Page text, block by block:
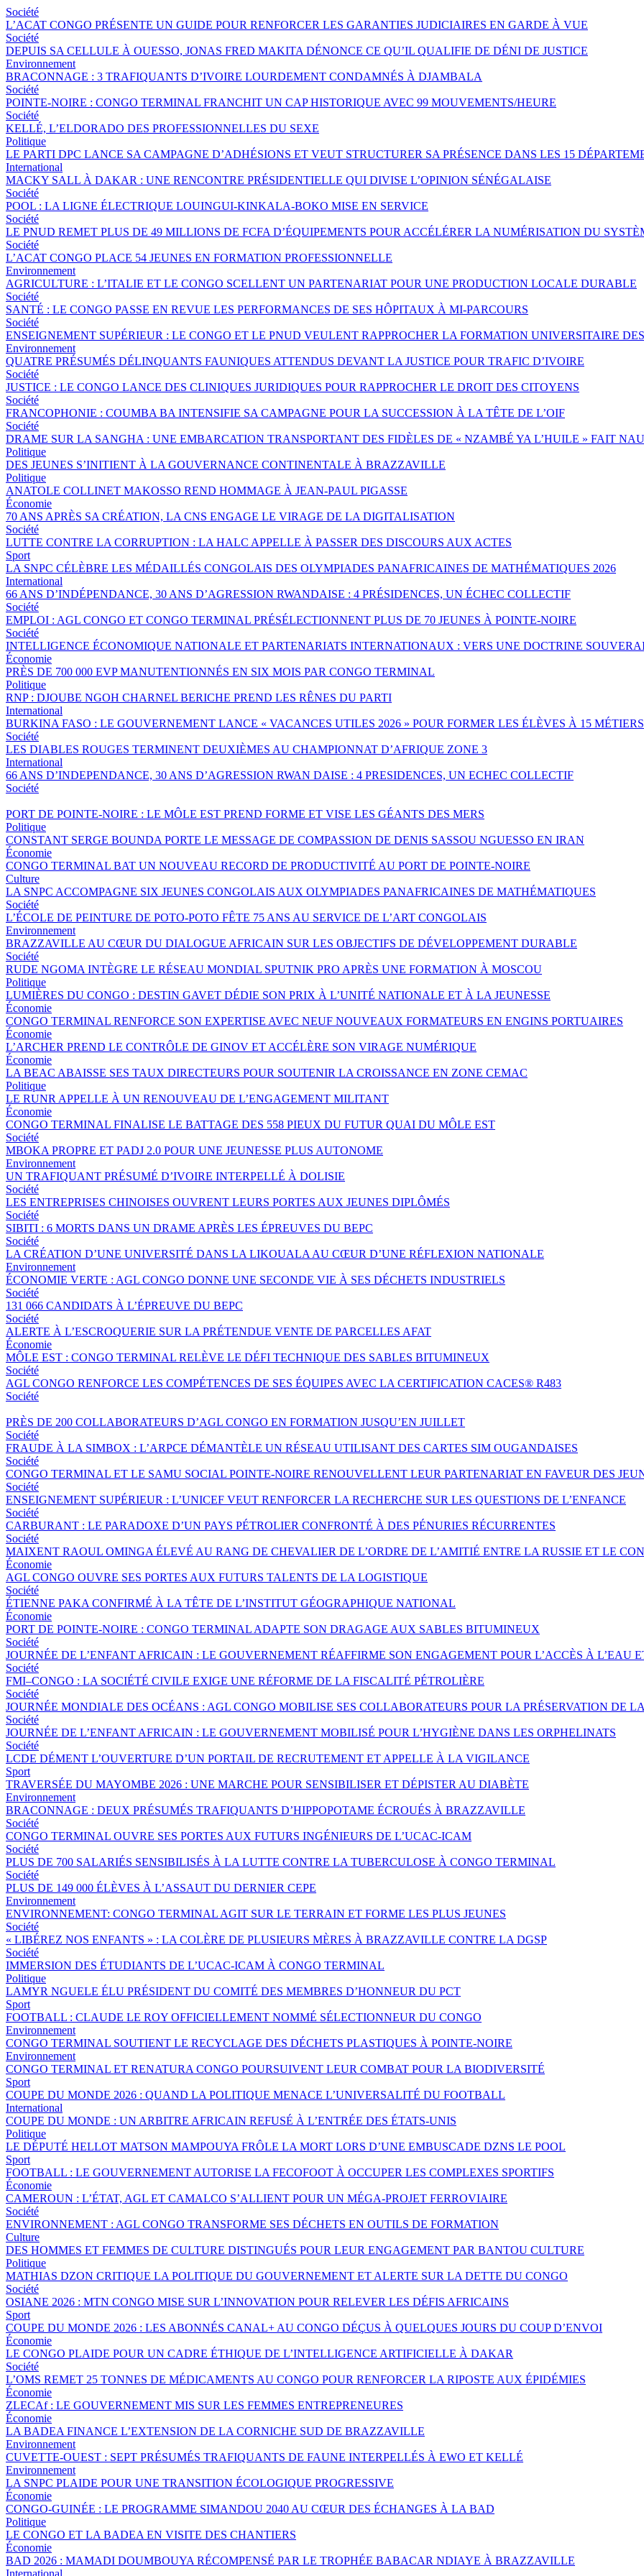
Société
L’ACAT CONGO PRÉSENTE UN GUIDE POUR RENFORCER LES GARANTIES JUDICIAIRES EN GARDE À VUE
Société
DEPUIS SA CELLULE À OUESSO, JONAS FRED MAKITA DÉNONCE CE QU’IL QUALIFIE DE DÉNI DE JUSTICE
Environnement
BRACONNAGE : 3 TRAFIQUANTS D’IVOIRE LOURDEMENT CONDAMNÉS À DJAMBALA
Société
POINTE-NOIRE : CONGO TERMINAL FRANCHIT UN CAP HISTORIQUE AVEC 99 MOUVEMENTS/HEURE
Société
KELLÉ, L’ELDORADO DES PROFESSIONNELLES DU SEXE
Politique
LE PARTI DPC LANCE SA CAMPAGNE D’ADHÉSIONS ET VEUT STRUCTURER SA PRÉSENCE DANS LES 15
International
MACKY SALL À DAKAR : UNE RENCONTRE PRÉSIDENTIELLE QUI DIVISE L’OPINION SÉNÉGALAISE
Société
POOL : LA LIGNE ÉLECTRIQUE LOUINGUI-KINKALA-BOKO MISE EN SERVICE
Société
LE PNUD REMET PLUS DE 49 MILLIONS DE FCFA D’ÉQUIPEMENTS POUR ACCÉLÉRER LA NUMÉRISATION DU
Société
L’ACAT CONGO PLACE 54 JEUNES EN FORMATION PROFESSIONNELLE
Environnement
AGRICULTURE : L’ITALIE ET LE CONGO SCELLENT UN PARTENARIAT POUR UNE PRODUCTION LOCALE DURABLE
Société
SANTÉ : LE CONGO PASSE EN REVUE LES PERFORMANCES DE SES HÔPITAUX À MI-PARCOURS
Société
ENSEIGNEMENT SUPÉRIEUR : LE CONGO ET LE PNUD VEULENT RAPPROCHER LA FORMATION UNIVERSITAIRE
Environnement
QUATRE PRÉSUMÉS DÉLINQUANTS FAUNIQUES ATTENDUS DEVANT LA JUSTICE POUR TRAFIC D’IVOIRE
Société
JUSTICE : LE CONGO LANCE DES CLINIQUES JURIDIQUES POUR RAPPROCHER LE DROIT DES CITOYENS
Société
FRANCOPHONIE : COUMBA BA INTENSIFIE SA CAMPAGNE POUR LA SUCCESSION À LA TÊTE DE L’OIF
Société
DRAME SUR LA SANGHA : UNE EMBARCATION TRANSPORTANT DES FIDÈLES DE « NZAMBÉ YA L’HUILE » FAIT
Politique
DES JEUNES S’INITIENT À LA GOUVERNANCE CONTINENTALE À BRAZZAVILLE
Politique
ANATOLE COLLINET MAKOSSO REND HOMMAGE À JEAN-PAUL PIGASSE
Économie
70 ANS APRÈS SA CRÉATION, LA CNS ENGAGE LE VIRAGE DE LA DIGITALISATION
Société
LUTTE CONTRE LA CORRUPTION : LA HALC APPELLE À PASSER DES DISCOURS AUX ACTES
Sport
LA SNPC CÉLÈBRE LES MÉDAILLÉS CONGOLAIS DES OLYMPIADES PANAFRICAINES DE MATHÉMATIQUES 2026
International
66 ANS D’INDÉPENDANCE, 30 ANS D’AGRESSION RWANDAISE : 4 PRÉSIDENCES, UN ÉCHEC COLLECTIF
Société
EMPLOI : AGL CONGO ET CONGO TERMINAL PRÉSÉLECTIONNENT PLUS DE 70 JEUNES À POINTE-NOIRE
Société
INTELLIGENCE ÉCONOMIQUE NATIONALE ET PARTENARIATS INTERNATIONAUX : VERS UNE DOCTRINE
Économie
PRÈS DE 700 000 EVP MANUTENTIONNÉS EN SIX MOIS PAR CONGO TERMINAL
Politique
RNP : DJOUBE NGOH CHARNEL BERICHE PREND LES RÊNES DU PARTI
International
BURKINA FASO : LE GOUVERNEMENT LANCE « VACANCES UTILES 2026 » POUR FORMER LES ÉLÈVES À 15 MÉTIERS
Société
LES DIABLES ROUGES TERMINENT DEUXIÈMES AU CHAMPIONNAT D’AFRIQUE ZONE 3
International
66 ANS D’INDEPENDANCE, 30 ANS D’AGRESSION RWAN DAISE : 4 PRESIDENCES, UN ECHEC COLLECTIF
Société
PORT DE POINTE-NOIRE : LE MÔLE EST PREND FORME ET VISE LES GÉANTS DES MERS
Politique
CONSTANT SERGE BOUNDA PORTE LE MESSAGE DE COMPASSION DE DENIS SASSOU NGUESSO EN IRAN
Économie
CONGO TERMINAL BAT UN NOUVEAU RECORD DE PRODUCTIVITÉ AU PORT DE POINTE-NOIRE
Culture
LA SNPC ACCOMPAGNE SIX JEUNES CONGOLAIS AUX OLYMPIADES PANAFRICAINES DE MATHÉMATIQUES
Société
L’ÉCOLE DE PEINTURE DE POTO-POTO FÊTE 75 ANS AU SERVICE DE L’ART CONGOLAIS
Environnement
BRAZZAVILLE AU CŒUR DU DIALOGUE AFRICAIN SUR LES OBJECTIFS DE DÉVELOPPEMENT DURABLE
Société
RUDE NGOMA INTÈGRE LE RÉSEAU MONDIAL SPUTNIK PRO APRÈS UNE FORMATION À MOSCOU
Politique
LUMIÈRES DU CONGO : DESTIN GAVET DÉDIE SON PRIX À L’UNITÉ NATIONALE ET À LA JEUNESSE
Économie
CONGO TERMINAL RENFORCE SON EXPERTISE AVEC NEUF NOUVEAUX FORMATEURS EN ENGINS PORTUAIRES
Économie
L’ARCHER PREND LE CONTRÔLE DE GINOV ET ACCÉLÈRE SON VIRAGE NUMÉRIQUE
Économie
LA BEAC ABAISSE SES TAUX DIRECTEURS POUR SOUTENIR LA CROISSANCE EN ZONE CEMAC
Politique
LE RUNR APPELLE À UN RENOUVEAU DE L’ENGAGEMENT MILITANT
Économie
CONGO TERMINAL FINALISE LE BATTAGE DES 558 PIEUX DU FUTUR QUAI DU MÔLE EST
Société
MBOKA PROPRE ET PADJ 2.0 POUR UNE JEUNESSE PLUS AUTONOME
Environnement
UN TRAFIQUANT PRÉSUMÉ D’IVOIRE INTERPELLÉ À DOLISIE
Société
LES ENTREPRISES CHINOISES OUVRENT LEURS PORTES AUX JEUNES DIPLÔMÉS
Société
SIBITI : 6 MORTS DANS UN DRAME APRÈS LES ÉPREUVES DU BEPC
Société
LA CRÉATION D’UNE UNIVERSITÉ DANS LA LIKOUALA AU CŒUR D’UNE RÉFLEXION NATIONALE
Environnement
ÉCONOMIE VERTE : AGL CONGO DONNE UNE SECONDE VIE À SES DÉCHETS INDUSTRIELS
Société
131 066 CANDIDATS À L’ÉPREUVE DU BEPC
Société
ALERTE À L’ESCROQUERIE SUR LA PRÉTENDUE VENTE DE PARCELLES AFAT
Économie
MÔLE EST : CONGO TERMINAL RELÈVE LE DÉFI TECHNIQUE DES SABLES BITUMINEUX
Société
AGL CONGO RENFORCE LES COMPÉTENCES DE SES ÉQUIPES AVEC LA CERTIFICATION CACES® R483
Société
PRÈS DE 200 COLLABORATEURS D’AGL CONGO EN FORMATION JUSQU’EN JUILLET
Société
FRAUDE À LA SIMBOX : L’ARPCE DÉMANTÈLE UN RÉSEAU UTILISANT DES CARTES SIM OUGANDAISES
Société
CONGO TERMINAL ET LE SAMU SOCIAL POINTE-NOIRE RENOUVELLENT LEUR PARTENARIAT EN FAVEUR DES
Société
ENSEIGNEMENT SUPÉRIEUR : L’UNICEF VEUT RENFORCER LA RECHERCHE SUR LES QUESTIONS DE L’ENFANCE
Société
CARBURANT : LE PARADOXE D’UN PAYS PÉTROLIER CONFRONTÉ À DES PÉNURIES RÉCURRENTES
Société
MAIXENT RAOUL OMINGA ÉLEVÉ AU RANG DE CHEVALIER DE L’ORDRE DE L’AMITIÉ ENTRE LA RUSSIE ET LE
Économie
AGL CONGO OUVRE SES PORTES AUX FUTURS TALENTS DE LA LOGISTIQUE
Société
ÉTIENNE PAKA CONFIRMÉ À LA TÊTE DE L’INSTITUT GÉOGRAPHIQUE NATIONAL
Économie
PORT DE POINTE-NOIRE : CONGO TERMINAL ADAPTE SON DRAGAGE AUX SABLES BITUMINEUX
Société
JOURNÉE DE L’ENFANT AFRICAIN : LE GOUVERNEMENT RÉAFFIRME SON ENGAGEMENT POUR L’ACCÈS À L’EAU
Société
FMI–CONGO : LA SOCIÉTÉ CIVILE EXIGE UNE RÉFORME DE LA FISCALITÉ PÉTROLIÈRE
Société
JOURNÉE MONDIALE DES OCÉANS : AGL CONGO MOBILISE SES COLLABORATEURS POUR LA PRÉSERVATION DE
Société
JOURNÉE DE L’ENFANT AFRICAIN : LE GOUVERNEMENT MOBILISÉ POUR L’HYGIÈNE DANS LES ORPHELINATS
Société
LCDE DÉMENT L’OUVERTURE D’UN PORTAIL DE RECRUTEMENT ET APPELLE À LA VIGILANCE
Sport
TRAVERSÉE DU MAYOMBE 2026 : UNE MARCHE POUR SENSIBILISER ET DÉPISTER AU DIABÈTE
Environnement
BRACONNAGE : DEUX PRÉSUMÉS TRAFIQUANTS D’HIPPOPOTAME ÉCROUÉS À BRAZZAVILLE
Société
CONGO TERMINAL OUVRE SES PORTES AUX FUTURS INGÉNIEURS DE L’UCAC-ICAM
Société
PLUS DE 700 SALARIÉS SENSIBILISÉS À LA LUTTE CONTRE LA TUBERCULOSE À CONGO TERMINAL
Société
PLUS DE 149 000 ÉLÈVES À L’ASSAUT DU DERNIER CEPE
Environnement
ENVIRONNEMENT: CONGO TERMINAL AGIT SUR LE TERRAIN ET FORME LES PLUS JEUNES
Société
« LIBÉREZ NOS ENFANTS » : LA COLÈRE DE PLUSIEURS MÈRES À BRAZZAVILLE CONTRE LA DGSP
Société
IMMERSION DES ÉTUDIANTS DE L’UCAC-ICAM À CONGO TERMINAL
Politique
LAMYR NGUELE ÉLU PRÉSIDENT DU COMITÉ DES MEMBRES D’HONNEUR DU PCT
Sport
FOOTBALL : CLAUDE LE ROY OFFICIELLEMENT NOMMÉ SÉLECTIONNEUR DU CONGO
Environnement
CONGO TERMINAL SOUTIENT LE RECYCLAGE DES DÉCHETS PLASTIQUES À POINTE-NOIRE
Environnement
CONGO TERMINAL ET RENATURA CONGO POURSUIVENT LEUR COMBAT POUR LA BIODIVERSITÉ
Sport
COUPE DU MONDE 2026 : QUAND LA POLITIQUE MENACE L’UNIVERSALITÉ DU FOOTBALL
International
COUPE DU MONDE : UN ARBITRE AFRICAIN REFUSÉ À L’ENTRÉE DES ÉTATS-UNIS
Politique
LE DÉPUTÉ HELLOT MATSON MAMPOUYA FRÔLE LA MORT LORS D’UNE EMBUSCADE DZNS LE POOL
Sport
FOOTBALL : LE GOUVERNEMENT AUTORISE LA FECOFOOT À OCCUPER LES COMPLEXES SPORTIFS
Économie
CAMEROUN : L’ÉTAT, AGL ET CAMALCO S’ALLIENT POUR UN MÉGA-PROJET FERROVIAIRE
Société
ENVIRONNEMENT : AGL CONGO TRANSFORME SES DÉCHETS EN OUTILS DE FORMATION
Culture
DES HOMMES ET FEMMES DE CULTURE DISTINGUÉS POUR LEUR ENGAGEMENT PAR BANTOU CULTURE
Politique
MATHIAS DZON CRITIQUE LA POLITIQUE DU GOUVERNEMENT ET ALERTE SUR LA DETTE DU CONGO
Société
OSIANE 2026 : MTN CONGO MISE SUR L’INNOVATION POUR RELEVER LES DÉFIS AFRICAINS
Sport
COUPE DU MONDE 2026 : LES ABONNÉS CANAL+ AU CONGO DÉÇUS À QUELQUES JOURS DU COUP D’ENVOI
Économie
LE CONGO PLAIDE POUR UN CADRE ÉTHIQUE DE L’INTELLIGENCE ARTIFICIELLE À DAKAR
Société
L’OMS REMET 25 TONNES DE MÉDICAMENTS AU CONGO POUR RENFORCER LA RIPOSTE AUX ÉPIDÉMIES
Économie
ZLECAf : LE GOUVERNEMENT MIS SUR LES FEMMES ENTREPRENEURES
Économie
LA BADEA FINANCE L’EXTENSION DE LA CORNICHE SUD DE BRAZZAVILLE
Environnement
CUVETTE-OUEST : SEPT PRÉSUMÉS TRAFIQUANTS DE FAUNE INTERPELLÉS À EWO ET KELLÉ
Environnement
LA SNPC PLAIDE POUR UNE TRANSITION ÉCOLOGIQUE PROGRESSIVE
Économie
CONGO-GUINÉE : LE PROGRAMME SIMANDOU 2040 AU CŒUR DES ÉCHANGES À LA BAD
Politique
LE CONGO ET LA BADEA EN VISITE DES CHANTIERS
Économie
BAD 2026 : MAMADI DOUMBOUYA RÉCOMPENSÉ PAR LE TROPHÉE BABACAR NDIAYE À BRAZZAVILLE
International